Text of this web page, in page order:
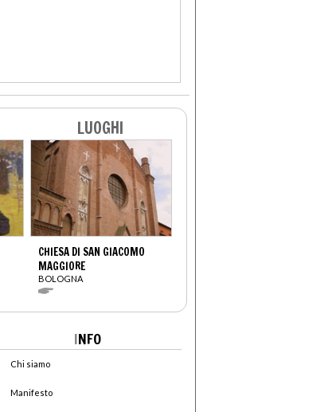
LUOGHI
CHIESA DI SAN GIACOMO
MAGGIORE
BOLOGNA
INFO
Chi siamo
Manifesto